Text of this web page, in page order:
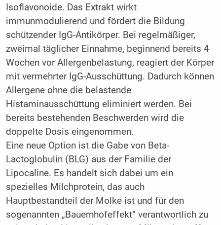
Isoflavonoide. Das Extrakt wirkt
immunmodulierend und fördert die Bildung
schützender IgG-Antikörper. Bei regelmäßiger,
zweimal täglicher Einnahme, beginnend bereits ­4
Wochen vor Allergenbelastung, reagiert der Körper
mit vermehrter IgG-Ausschüttung. Dadurch können
Allergene ohne die belastende
Histaminausschüttung eliminiert werden. Bei
bereits bestehenden Beschwerden wird die
doppelte Dosis eingenommen.
Eine neue Option ist die Gabe von Beta-
Lactoglobulin (BLG) aus der Familie der
Lipocaline. Es handelt sich dabei um ein
spezielles Milchprotein, das auch
Hauptbestandteil der Molke ist und für den
sogenannten „Bauernhofeffekt“ verantwortlich zu